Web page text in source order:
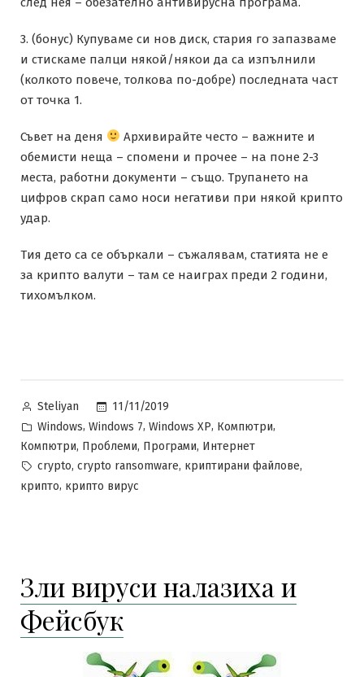
3. (бонус) Купуваме си нов диск, стария го запазваме
и стискаме палци някой/някои да са изпълнили
(колкото повече, толкова по-добре) последната част
от точка 1.
Съвет на деня
Архивирайте често – важните и
обемисти неща – спомени и прочее – на поне 2-3
места, работни документи – също. Трупането на
цифров скрап само носи негативи при някой крипто
удар.
Тия дето са се объркали – съжалявам, статията не е
за крипто валути – там се наиграх преди 2 години,
тихомълком.
Posted
by
Steliyan
11/11/2019
Posted
in
Windows, Windows 7, Windows XP, Компютри,
Компютри, Проблеми, Програми, Интернет
Tags:
crypto, crypto ransomware, криптирани файлове,
крипто, крипто вирус
Зли вируси налазиха и
Фейсбук